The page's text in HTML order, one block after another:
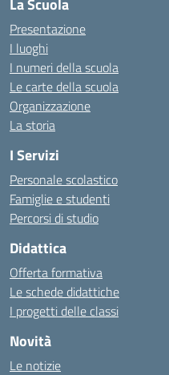
La Scuola
Presentazione
I luoghi
I numeri della scuola
Le carte della scuola
Organizzazione
La storia
I Servizi
Personale scolastico
Famiglie e studenti
Percorsi di studio
Didattica
Offerta formativa
Le schede didattiche
I progetti delle classi
Novità
Le notizie